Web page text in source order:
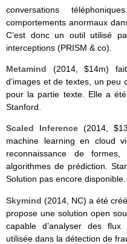
conversations
comportements anormaux
C’est donc un outil utilisé
interceptions (PRISM & co).
Metamind (2014, $14m)
d’images et de textes, un peu
pour la partie texte. Elle a
Stanford.
Scaled Inference (2014,
machine learning en cloud
reconnaissance de
algorithmes de prédiction.
Solution pas encore disponible.
Skymind (2014, NC) a été
propose une solution open
capable d’analyser des
utilisée dans la détection de